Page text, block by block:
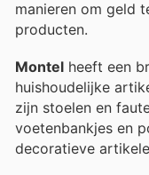
manieren om geld
producten.
Montel heeft een
huishoudelijke
zijn stoelen en
voetenbankjes en
decoratieve